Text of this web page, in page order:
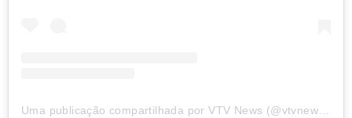
Uma publicação compartilhada por VTV News (@vtvnewsoficial)